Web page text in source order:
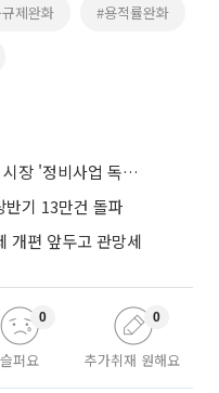
제완화 #용적률완화
"완성된 인프라에 몰린다"⋯청약 시장 '정비사업 독주' 42배 격차
반기 13만건 돌파
개편 앞두고 관망세
슬퍼요
0
추가취재 원해요
0